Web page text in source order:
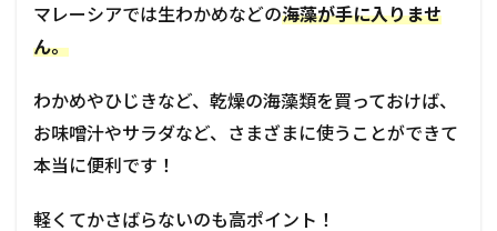
マレーシアでは生わかめなどの海藻が手に入りませ
ん。
わかめやひじきなど、乾燥の海藻類を買っておけば、
お味噌汁やサラダなど、さまざまに使うことができて
本当に便利です！
軽くてかさばらないのも高ポイント！